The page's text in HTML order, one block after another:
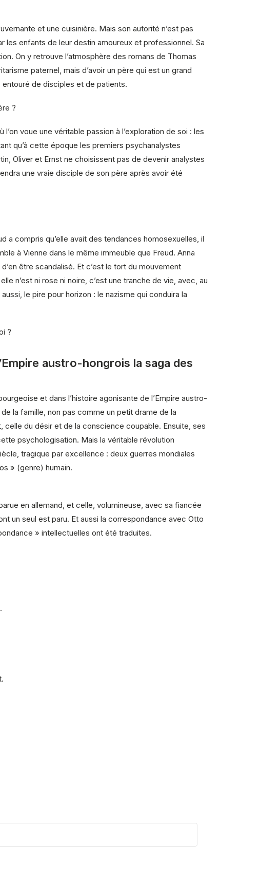
et une cuisinière. Mais son autorité n’est pas
les enfants de leur destin amoureux et professionnel. Sa
On y retrouve l’atmosphère des romans de Thomas
paternel, mais d’avoir un père qui est un grand
entouré de disciples et de patients.
?
voue une véritable passion à l’exploration de soi : les
qu’à cette époque les premiers psychanalystes
Oliver et Ernst ne choisissent pas de devenir analystes
une vraie disciple de son père après avoir été
a compris qu’elle avait des tendances homosexuelles, il
à Vienne dans le même immeuble que Freud. Anna
être scandalisé. Et c’est le tort du mouvement
n’est ni rose ni noire, c’est une tranche de vie, avec, au
le pire pour horizon : le nazisme qui conduira la
?
austro-hongrois la saga des
et dans l’histoire agonisante de l’Empire austro-
la famille, non pas comme un petit drame de la
du désir et de la conscience coupable. Ensuite, ses
psychologisation. Mais la véritable révolution
tragique par excellence : deux guerres mondiales
» (genre) humain.
en allemand, et celle, volumineuse, avec sa fiancée
un seul est paru. Et aussi la correspondance avec Otto
» intellectuelles ont été traduites.